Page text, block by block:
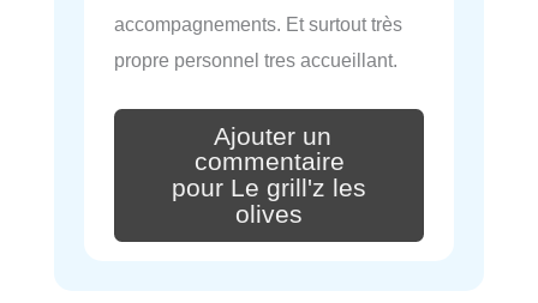
accompagnements. Et surtout très
propre personnel tres accueillant.
Ajouter un
commentaire
pour Le grill'z les
olives